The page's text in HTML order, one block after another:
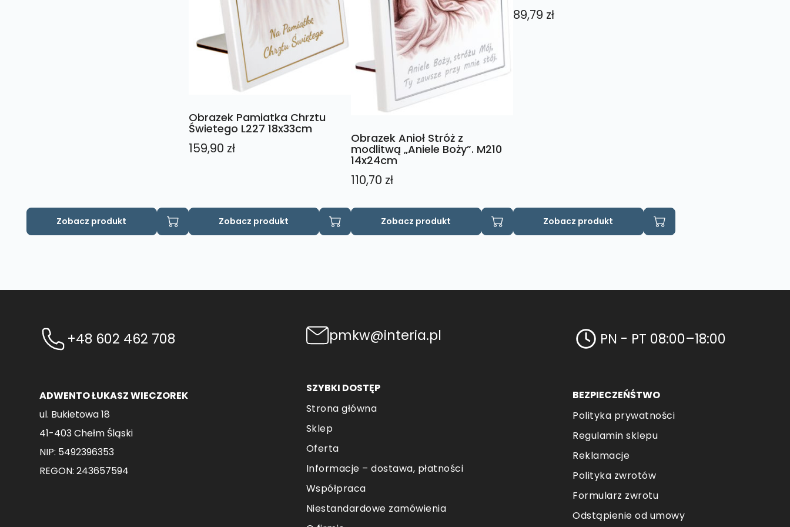
Zobacz produkt
Obrazek Pamiatka Chrztu
Świetego L227 18x33cm
159,90 zł
Zobacz produkt
Obrazek Anioł Stróż z
modlitwą „Aniele Boży”. M210
14x24cm
110,70 zł
Zobacz produkt
89,79 zł
Zobacz produkt
+48 602 462 708
ADWENTO ŁUKASZ WIECZOREK
ul. Bukietowa 18
41-403 Chełm Śląski
NIP: 5492396353
REGON: 243657594
pmkw@interia.pl
SZYBKI DOSTĘP
Strona główna
Sklep
Oferta
Informacje – dostawa, płatności
Współpraca
Niestandardowe zamówienia
PN - PT 08:00–18:00
BEZPIECZEŃŚTWO
Polityka prywatności
Regulamin sklepu
Reklamacje
Polityka zwrotów
Formularz zwrotu
Odstąpienie od umowy